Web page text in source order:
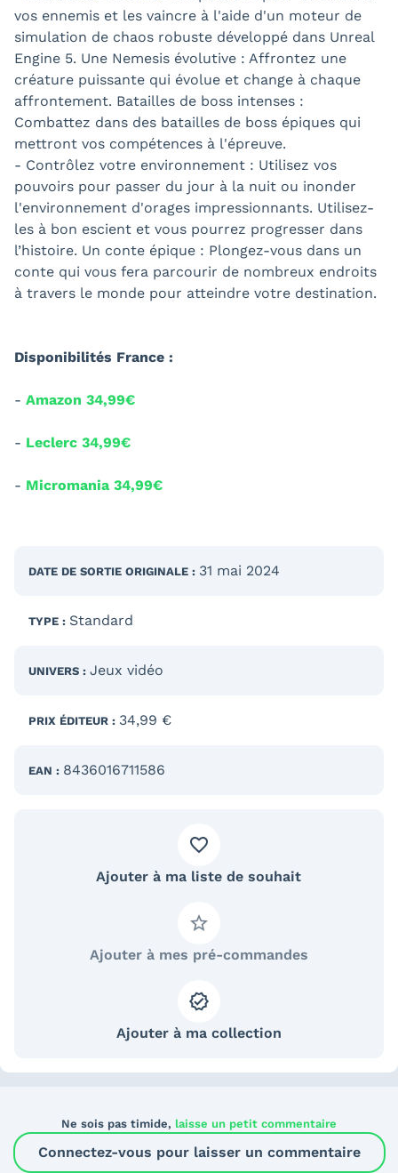
vos ennemis et les vaincre à l'aide d'un moteur de
simulation de chaos robuste développé dans Unreal
Engine 5. Une Nemesis évolutive : Affrontez une
créature puissante qui évolue et change à chaque
affrontement. Batailles de boss intenses :
Combattez dans des batailles de boss épiques qui
mettront vos compétences à l'épreuve.
- Contrôlez votre environnement : Utilisez vos
pouvoirs pour passer du jour à la nuit ou inonder
l'environnement d'orages impressionnants. Utilisez-
les à bon escient et vous pourrez progresser dans
l’histoire. Un conte épique : Plongez-vous dans un
conte qui vous fera parcourir de nombreux endroits
à travers le monde pour atteindre votre destination.
Disponibilités France :
- Amazon 34,99€
- Leclerc 34,99€
- Micromania 34,99€
DATE DE SORTIE ORIGINALE : 31 mai 2024
TYPE : Standard
UNIVERS : Jeux vidéo
PRIX ÉDITEUR : 34,99 €
EAN : 8436016711586
Ajouter à ma liste de souhait
Ajouter à mes pré-commandes
Ajouter à ma collection
Ne sois pas timide, laisse un petit commentaire
Connectez-vous pour laisser un commentaire